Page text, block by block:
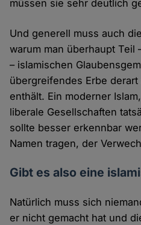
müssen sie sehr deutlich
Und generell muss auch
warum man überhaupt Teil
– islamischen
übergreifendes Erbe
enthält. Ein moderner
liberale Gesellschaften
sollte besser erkennbar
Namen tragen, der
Gibt es also eine
Natürlich muss sich
er nicht gemacht hat und